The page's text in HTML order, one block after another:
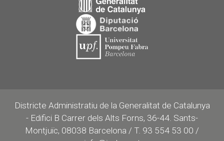
Districte Administratiu de la Generalitat de Catalunya
- Edifici B Carrer dels Alts Forns, 36-44. Sants-
Montjuïc, 08038 Barcelona / T. 93 554 53 00 /